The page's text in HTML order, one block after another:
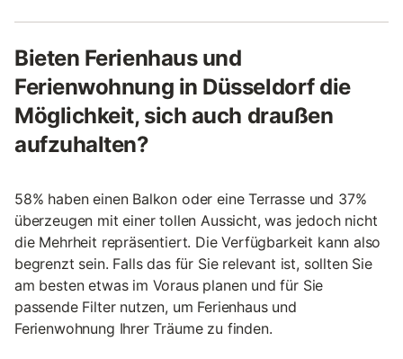
Bieten Ferienhaus und
Ferienwohnung in Düsseldorf die
Möglichkeit, sich auch draußen
aufzuhalten?
58% haben einen Balkon oder eine Terrasse und 37%
überzeugen mit einer tollen Aussicht, was jedoch nicht
die Mehrheit repräsentiert. Die Verfügbarkeit kann also
begrenzt sein. Falls das für Sie relevant ist, sollten Sie
am besten etwas im Voraus planen und für Sie
passende Filter nutzen, um Ferienhaus und
Ferienwohnung Ihrer Träume zu finden.